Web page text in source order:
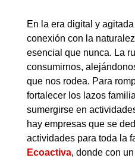
En la era digital y
conexión con la
esencial que nunca. La
consumirnos,
que nos rodea. Para
fortalecer los lazos
sumergirse en
hay empresas que se
actividades para toda la
Ecoactiva, donde con